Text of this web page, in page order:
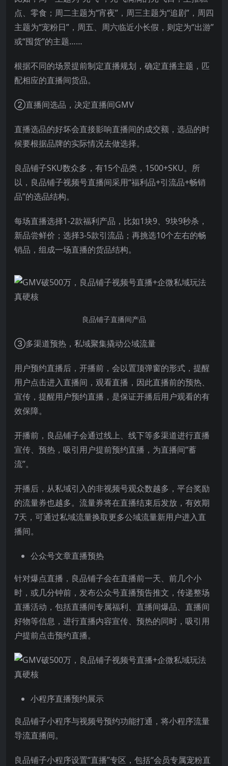
点、零食；周二主题为“宵夜”，周三主题为“追剧”，周四
主题为“宠粉日”，周五、周六临近小长假，则定为“出游”
或“囤货”的主题……
根据不同的场景提前制定直播规划，确定直播主题，匹
配相应的直播间货品。
②直播间选品，决定直播间GMV
直播选品的好坏会直接影响直播间的成交额，选品的时
候要根据品牌的实际情况去做选择。
良品铺子SKU数众多，有15个品类，1500+SKU。所
以，良品铺子视频号直播间采用“福利品+引流品+畅销
品”的选品结构。
每场直播选择1-2款福利产品，比如1块9、9块9秒杀，
新品尝鲜价；选择3-5款引流品；再挑选10个左右的畅
销品，组成一场直播的货品结构。
良品铺子直播间产品
③多渠道预热，私域聚集撬动公域流量
用户预约直播后，开播前，会以置顶弹窗的形式，提醒
用户点击进入直播间，观看直播，因此直播前的预热、
宣传，提醒用户预约直播，是保证开播后用户观看的有
效保障。
开播前，良品铺子会通过线上、线下等多渠道进行直播
宣传、预热，吸引用户提前预约直播，为直播间“蓄
流”。
开播后，从私域引入的非视频号观众数越多，平台奖励
的流量券也越多。流量券将在直播结束后发放，有效期
7天，可通过私域流量换取更多公域流量新用户进入直
播间。
公众号文章直播预热
针对爆点直播，良品铺子会在直播前一天、前几个小
时，或几分钟前，发布公众号直播预告推文，传递整场
直播活动，包括直播间专属福利、直播间爆品、直播间
好物等信息，进行直播内容宣传、预热的同时，吸引用
户提前点击预约直播。
小程序直播预约展示
良品铺子小程序与视频号预约功能打通，将小程序流量
导流直播间。
良品铺子小程序设置“直播”专区，包括“会员专属宠粉直